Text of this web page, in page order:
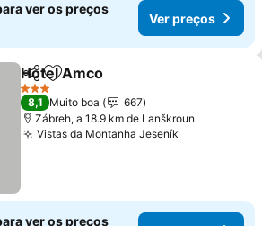
ver os preços
Ver preços
PartilharAdicionar aos favoritos
Hotel Amco
3 Estrelas
8,1 Muito boa
667
Zábreh, a 18.9 km de Lanškroun
Vistas da Montanha Jeseník
ver os preços